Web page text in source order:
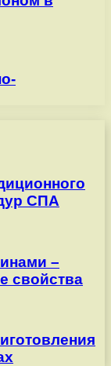
СПА
–
свойства